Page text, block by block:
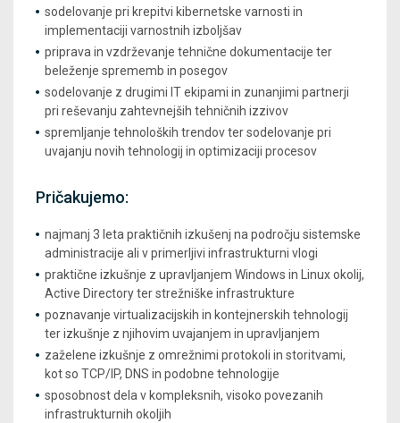
sodelovanje pri krepitvi kibernetske varnosti in
implementaciji varnostnih izboljšav
priprava in vzdrževanje tehnične dokumentacije ter
beleženje sprememb in posegov
sodelovanje z drugimi IT ekipami in zunanjimi partnerji
pri reševanju zahtevnejših tehničnih izzivov
spremljanje tehnoloških trendov ter sodelovanje pri
uvajanju novih tehnologij in optimizaciji procesov
Pričakujemo:
najmanj 3 leta praktičnih izkušenj na področju sistemske
administracije ali v primerljivi infrastrukturni vlogi
praktične izkušnje z upravljanjem Windows in Linux okolij,
Active Directory ter strežniške infrastrukture
poznavanje virtualizacijskih in kontejnerskih tehnologij
ter izkušnje z njihovim uvajanjem in upravljanjem
zaželene izkušnje z omrežnimi protokoli in storitvami,
kot so TCP/IP, DNS in podobne tehnologije
sposobnost dela v kompleksnih, visoko povezanih
infrastrukturnih okoljih